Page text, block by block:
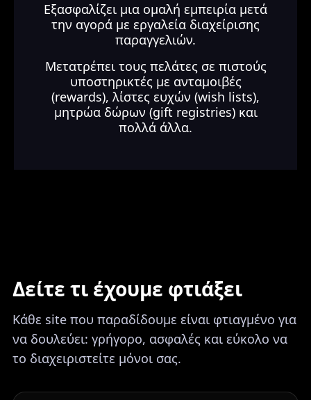
Εξασφαλίζει μια ομαλή εμπειρία μετά
την αγορά με εργαλεία διαχείρισης
παραγγελιών.
Μετατρέπει τους πελάτες σε πιστούς
υποστηρικτές με ανταμοιβές
(rewards), λίστες ευχών (wish lists),
μητρώα δώρων (gift registries) και
πολλά άλλα.
Δείτε τι έχουμε φτιάξει
Κάθε site που παραδίδουμε είναι φτιαγμένο για
να δουλεύει: γρήγορο, ασφαλές και εύκολο να
το διαχειριστείτε μόνοι σας.